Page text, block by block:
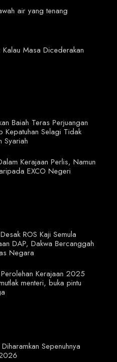
air yang tenang
Kalau Masa Dicederakan
Baiah Teras Perjuangan
Kepatuhan Selagi Tidak
Syariah
Kerajaan Perlis, Namun
EXCO Negeri
ROS Kaji Semula
DAP, Dakwa Bercanggah
Negara
Kerajaan 2025
menteri, buka pintu
Sepenuhnya